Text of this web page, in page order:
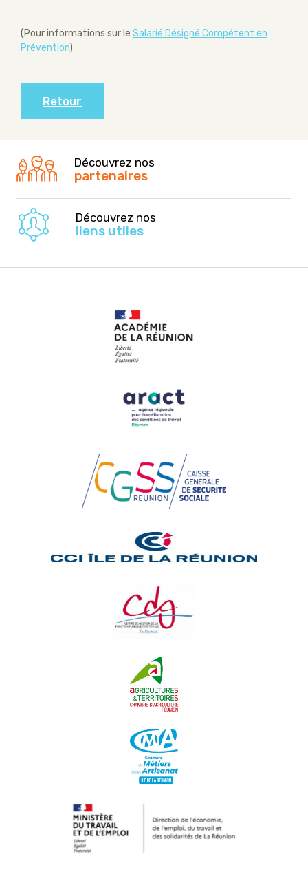
(Pour informations sur le Salarié Désigné Compétent en
Prévention)
Retour
Découvrez nos
partenaires
Découvrez nos
liens utiles